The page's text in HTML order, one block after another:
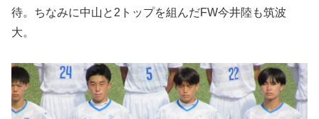
待。ちなみに中山と2トップを組んだFW今井陸も筑波
大。